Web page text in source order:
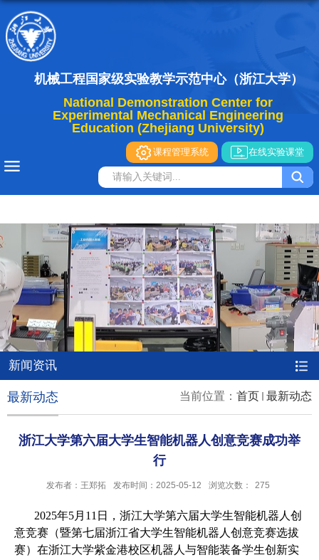
机械工程国家级实验教学示范中心（浙江大学）
National Demonstration Center for
Experimental Mechanical Engineering
Education (Zhejiang University)
课程管理系统 在线实验课堂
新闻资讯
当前位置： 首页 最新动态
最新动态
浙江大学第六届大学生智能机器人创意竞赛成功举
行
发布者：王郑拓 发布时间：2025-05-12 浏览次数： 275
2025年5月 11 日，浙江大学第六届大学生智能机器人创
意竞赛（暨第七届浙江省大学生智能机器人创意竞赛选拔
赛）在浙江大学紫金港校区机器人与智能装备学生创新实